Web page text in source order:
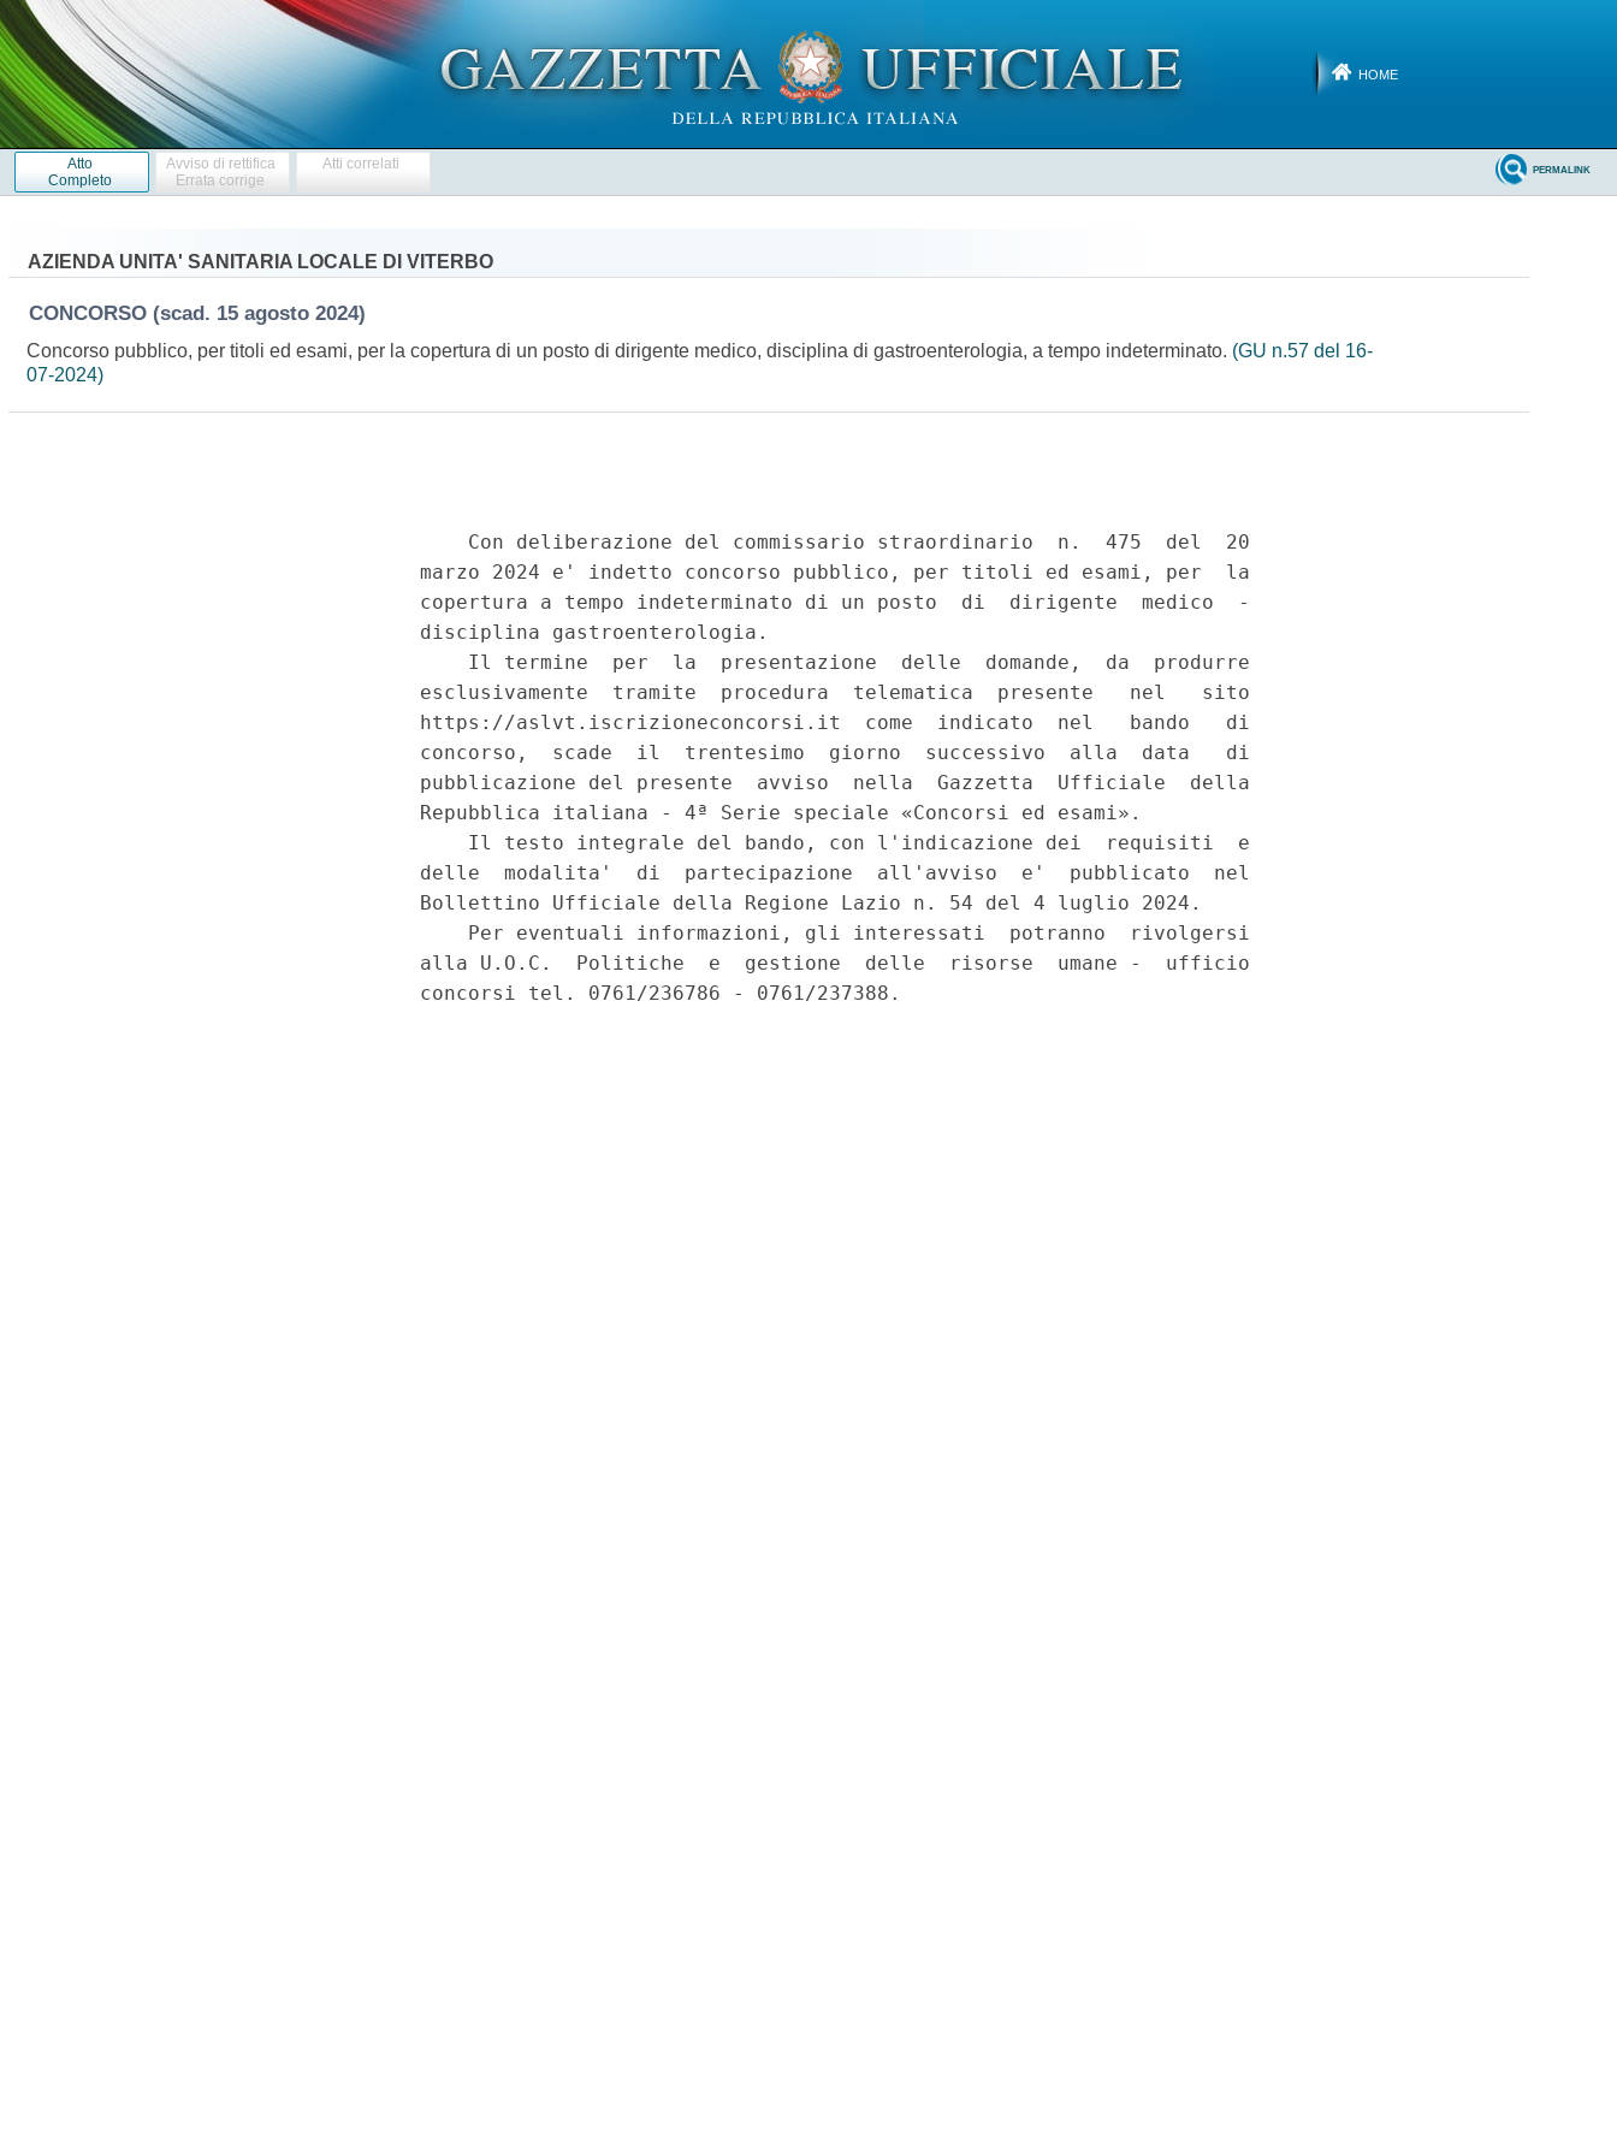
HOME
Atto
Completo
Avviso di rettifica
Errata corrige
Atti correlati PERMALINK
AZIENDA UNITA' SANITARIA LOCALE DI VITERBO
CONCORSO (scad. 15 agosto 2024)
Concorso pubblico, per titoli ed esami, per la copertura di un posto di dirigente medico, disciplina di gastroenterologia, a tempo indeterminato. (GU n.57 del 16-
07-2024)